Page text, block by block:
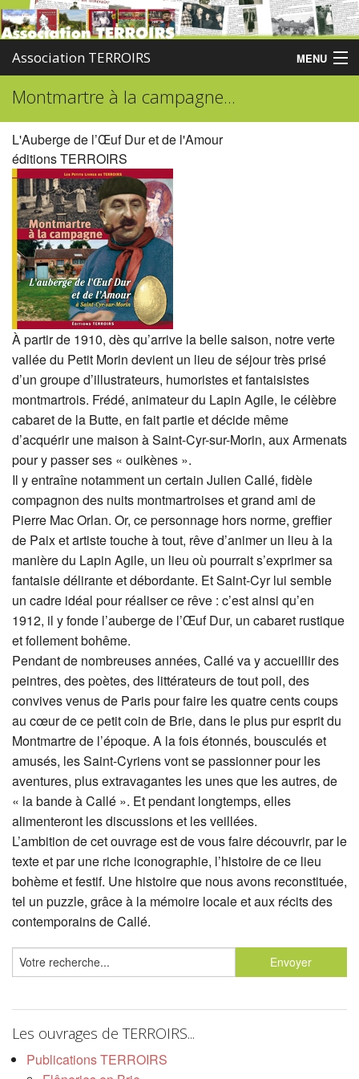
Association TERROIRS MENU
Accueil
Publications
Administration
Partenaires
Enquêtes
Contact
Boutique
Montmartre à la campagne...
L'Auberge de l’Œuf Dur et de l'Amour
éditions TERROIRS
À partir de 1910, dès qu’arrive la belle saison, notre verte
vallée du Petit Morin devient un lieu de séjour très prisé
d’un groupe d’illustrateurs, humoristes et fantaisistes
montmartrois. Frédé, animateur du Lapin Agile, le célèbre
cabaret de la Butte, en fait partie et décide même
d’acquérir une maison à Saint-Cyr-sur-Morin, aux Armenats
pour y passer ses « ouikènes ».
Il y entraîne notamment un certain Julien Callé, fidèle
compagnon des nuits montmartroises et grand ami de
Pierre Mac Orlan. Or, ce personnage hors norme, greffier
de Paix et artiste touche à tout, rêve d’animer un lieu à la
manière du Lapin Agile, un lieu où pourrait s’exprimer sa
fantaisie délirante et débordante. Et Saint-Cyr lui semble
un cadre idéal pour réaliser ce rêve : c’est ainsi qu’en
1912, il y fonde l’auberge de l’Œuf Dur, un cabaret rustique
et follement bohême.
Pendant de nombreuses années, Callé va y accueillir des
peintres, des poètes, des littérateurs de tout poil, des
convives venus de Paris pour faire les quatre cents coups
au cœur de ce petit coin de Brie, dans le plus pur esprit du
Montmartre de l’époque. A la fois étonnés, bousculés et
amusés, les Saint-Cyriens vont se passionner pour les
aventures, plus extravagantes les unes que les autres, de
« la bande à Callé ». Et pendant longtemps, elles
alimenteront les discussions et les veillées.
L’ambition de cet ouvrage est de vous faire découvrir, par le
texte et par une riche iconographie, l’histoire de ce lieu
bohème et festif. Une histoire que nous avons reconstituée,
tel un puzzle, grâce à la mémoire locale et aux récits des
contemporains de Callé.
Les ouvrages de TERROIRS...
Publications TERROIRS